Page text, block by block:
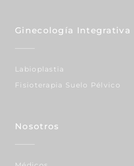
Ginecología Integrativa
Labioplastia
Fisioterapia Suelo Pélvico
Nosotros